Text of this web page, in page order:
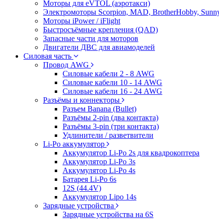
Моторы для eVTOL (аэротакси)
Электромоторы Scorpion, MAD, BrotherHobby,
Моторы iPower / iFlight
Быстросъёмные крепления (QAD)
Запасные части для моторов
Двигатели ДВС для авиамоделей
Силовая часть
Провод AWG
Силовые кабели 2 - 8 AWG
Силовые кабели 10 - 14 AWG
Силовые кабели 16 - 24 AWG
Разъёмы и коннекторы
Разъем Banana (Bullet)
Разъёмы 2-pin (два контакта)
Разъёмы 3-pin (три контакта)
Удлинители / разветвители
Li-Po аккумулятор
Аккумулятор Li-Po 2s для квадрокоптера
Аккумулятор Li-Po 3s
Аккумулятор Li-Po 4s
Батарея Li-Po 6s
12S (44.4V)
Аккумулятор Lipo 14s
Зарядные устройства
Зарядные устройства на 6S